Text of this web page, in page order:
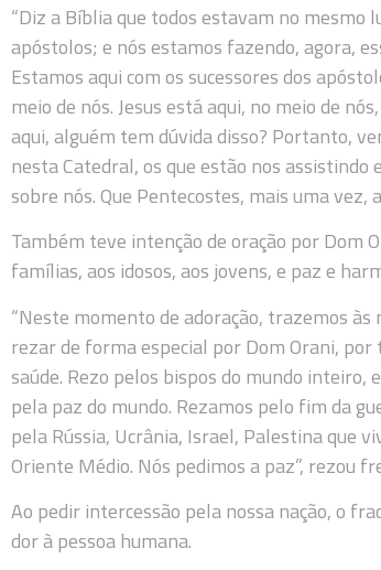
“Diz a Bíblia que todos estavam no mesmo
apóstolos; e nós estamos fazendo, agora,
Estamos aqui com os sucessores dos
meio de nós. Jesus está aqui, no meio de
aqui, alguém tem dúvida disso? Portanto,
nesta Catedral, os que estão nos assistindo
sobre nós. Que Pentecostes, mais uma vez,
Também teve intenção de oração por Dom
famílias, aos idosos, aos jovens, e paz e
“Neste momento de adoração, trazemos às
rezar de forma especial por Dom Orani, por
saúde. Rezo pelos bispos do mundo inteiro,
pela paz do mundo. Rezamos pelo fim da
pela Rússia, Ucrânia, Israel, Palestina que
Oriente Médio. Nós pedimos a paz”, rezou
Ao pedir intercessão pela nossa nação, o
dor à pessoa humana.